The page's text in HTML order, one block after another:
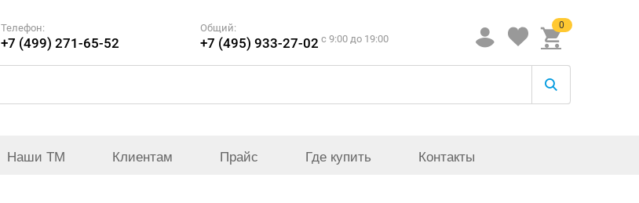
Телефон:
+7 (499) 271-65-52
Общий:
+7 (495) 933-27-02 c 9:00 до 19:00
0
Наши ТМ Клиентам Прайс Где купить Контакты